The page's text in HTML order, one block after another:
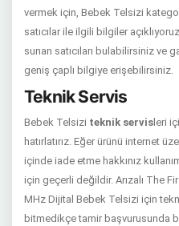
vermek için, Bebek Telsizi
satıcılar ile ilgili bilgiler
sunan satıcıları bulabilirsiniz ve
geniş çaplı bilgiye erişebilirsiniz.
Teknik Servis
Bebek Telsizi teknik servis leri
hatırlatırız. Eğer ürünü internet
içinde iade etme hakkınız
için geçerli değildir. Arızalı The
MHz Dijital Bebek Telsizi için
bitmedikçe tamir başvurusunda